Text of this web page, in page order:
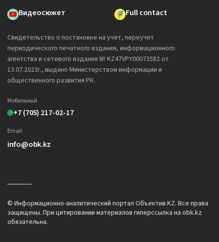
Видеосюжет
Full contact
Свидетельство о постановке на учет, переучет
периодического печатного издания, информационного
агентства и сетевого издания № KZ47VPY00073582 от
13.07.2023г., выдано Министерством информации и
общественного развития РК.
Мобильный
+7 (705) 217-02-17
Email
info@obk.kz
© Информационно-аналитический портал Объектив.KZ. Все права
защищены. При цитировании материалов гиперссылка на obk.kz
обязательна.